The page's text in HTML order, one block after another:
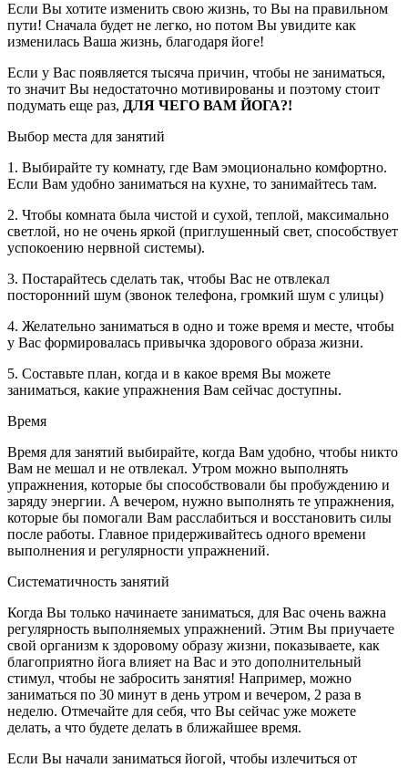
Если Вы хотите изменить свою жизнь, то Вы на правильном
пути! Сначала будет не легко, но потом Вы увидите как
изменилась Ваша жизнь, благодаря йоге!
Если у Вас появляется тысяча причин, чтобы не заниматься,
то значит Вы недостаточно мотивированы и поэтому стоит
подумать еще раз, ДЛЯ ЧЕГО ВАМ ЙОГА?!
Выбор места для занятий
1. Выбирайте ту комнату, где Вам эмоционально комфортно.
Если Вам удобно заниматься на кухне, то занимайтесь там.
2. Чтобы комната была чистой и сухой, теплой, максимально
светлой, но не очень яркой (приглушенный свет, способствует
успокоению нервной системы).
3. Постарайтесь сделать так, чтобы Вас не отвлекал
посторонний шум (звонок телефона, громкий шум с улицы)
4. Желательно заниматься в одно и тоже время и месте, чтобы
у Вас формировалась привычка здорового образа жизни.
5. Составьте план, когда и в какое время Вы можете
заниматься, какие упражнения Вам сейчас доступны.
Время
Время для занятий выбирайте, когда Вам удобно, чтобы никто
Вам не мешал и не отвлекал. Утром можно выполнять
упражнения, которые бы способствовали бы пробуждению и
заряду энергии. А вечером, нужно выполнять те упражнения,
которые бы помогали Вам расслабиться и восстановить силы
после работы. Главное придерживайтесь одного времени
выполнения и регулярности упражнений.
Систематичность занятий
Когда Вы только начинаете заниматься, для Вас очень важна
регулярность выполняемых упражнений. Этим Вы приучаете
свой организм к здоровому образу жизни, показываете, как
благоприятно йога влияет на Вас и это дополнительный
стимул, чтобы не забросить занятия! Например, можно
заниматься по 30 минут в день утром и вечером, 2 раза в
неделю. Отмечайте для себя, что Вы сейчас уже можете
делать, а что будете делать в ближайшее время.
Если Вы начали заниматься йогой, чтобы излечиться от